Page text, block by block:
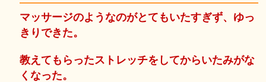
マッサージのようなのがとてもいたすぎず、ゆっ
きりできた。
教えてもらったストレッチをしてからいたみがな
くなった。